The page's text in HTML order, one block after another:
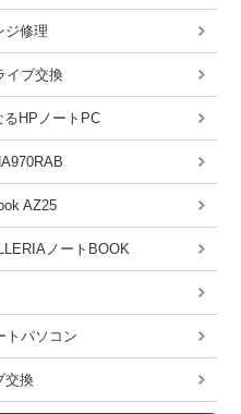
ジ修理
イブ交換
HPノートPC
AZ25
ノートBOOK
トパソコン
交換